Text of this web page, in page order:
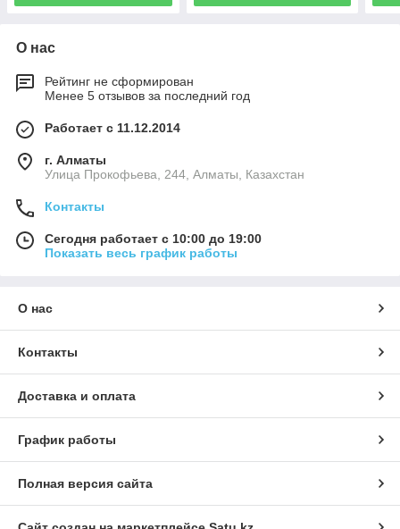
О нас
Рейтинг не сформирован
Менее 5 отзывов за последний год
Работает с 11.12.2014
г. Алматы
​Улица Прокофьева, 244, Алматы, Казахстан
Контакты
Сегодня работает с 10:00 до 19:00
Показать весь график работы
О нас
Контакты
Доставка и оплата
График работы
Полная версия сайта